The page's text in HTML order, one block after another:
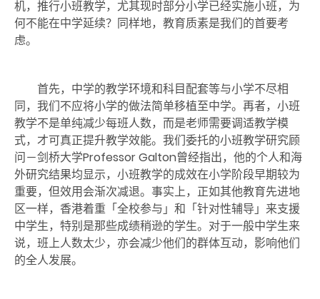
机，推行小班教学，尤其现时部分小学已经实施小班，为
何不能在中学延续？同样地，教育质素是我们的首要考
虑。
首先，中学的教学环境和科目配套等与小学不尽相
同，我们不应将小学的做法简单移植至中学。再者，小班
教学不是单纯减少每班人数，而是老师需要调适教学模
式，才可真正提升教学效能。我们委托的小班教学研究顾
问－剑桥大学Professor Galton曾经指出，他的个人和海
外研究结果均显示，小班教学的成效在小学阶段早期较为
重要，但效用会渐次减退。事实上，正如其他教育先进地
区一样，香港着重「全校参与」和「针对性辅导」来支援
中学生，特别是那些成绩稍逊的学生。对于一般中学生来
说，班上人数太少，亦会减少他们的群体互动，影响他们
的全人发展。